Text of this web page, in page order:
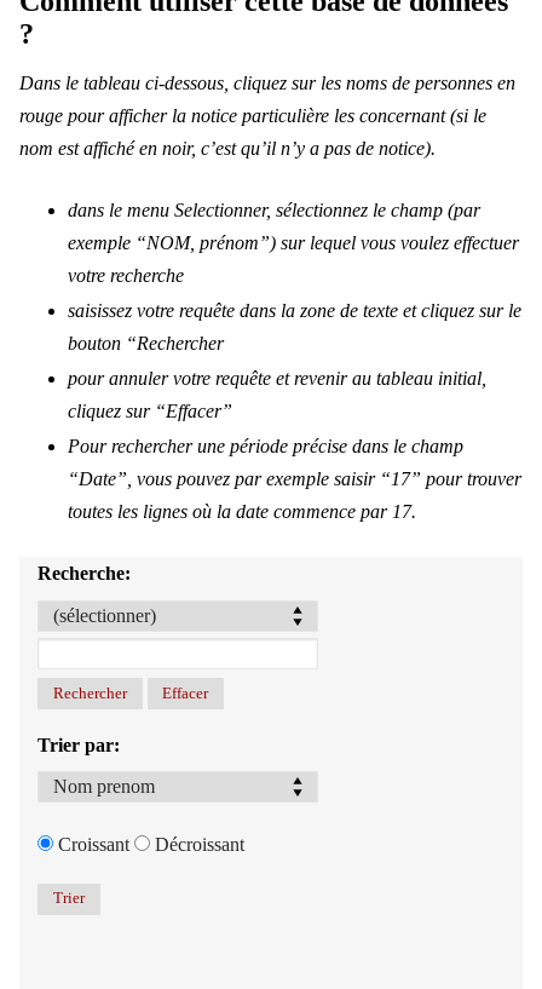
?
Dans le tableau ci-dessous, cliquez sur les noms de personnes en
rouge pour afficher la notice particulière les concernant (si le
nom est affiché en noir, c’est qu’il n’y a pas de notice).
dans le menu Selectionner, sélectionnez le champ (par
exemple “NOM, prénom”) sur lequel vous voulez effectuer
votre recherche
saisissez votre requête dans la zone de texte et cliquez sur le
bouton “Rechercher
pour annuler votre requête et revenir au tableau initial,
cliquez sur “Effacer”
Pour rechercher une période précise dans le champ
“Date”, vous pouvez par exemple saisir “17” pour trouver
toutes les lignes où la date commence par 17.
Recherche:
Trier par:
Croissant Décroissant